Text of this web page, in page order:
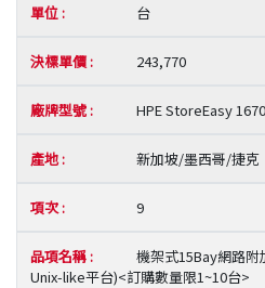
台
243,770
HPE StoreEasy 1670
新加坡/墨西哥/捷克
9
機架式15Bay網路
Unix-like平台)<訂購數量限1~10台>